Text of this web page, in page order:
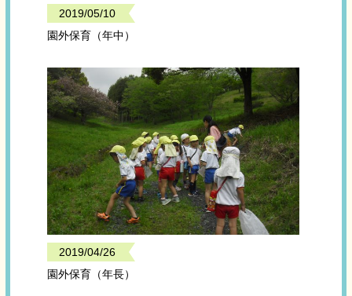
2019/05/10
園外保育（年中）
2019/04/26
園外保育（年長）